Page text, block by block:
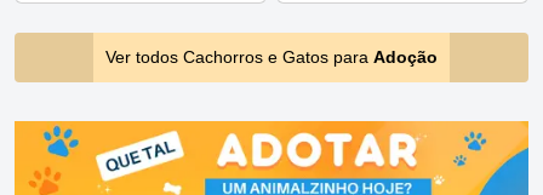
Ver todos Cachorros e Gatos para Adoção